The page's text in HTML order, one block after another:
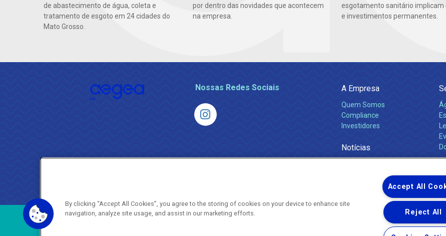
de abastecimento de água, coleta e
tratamento de esgoto em 24 cidades do
Mato Grosso.
por dentro das novidades que acontecem
na empresa.
esgotamento sanitário implicam
e investimentos permanentes.
Nossas Redes Sociais A Empresa
Quem Somos
Compliance
Investidores
Notícias
Copyright ® 2026 - Todos os Direitos Reservados.
By clicking “Accept All Cookies”, you agree to the storing of cookies on your device to enhance site
navigation, analyze site usage, and assist in our marketing efforts.
Accept All
Reject All